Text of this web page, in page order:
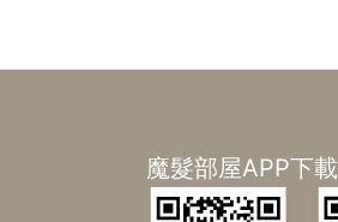
魔髮部屋APP下載